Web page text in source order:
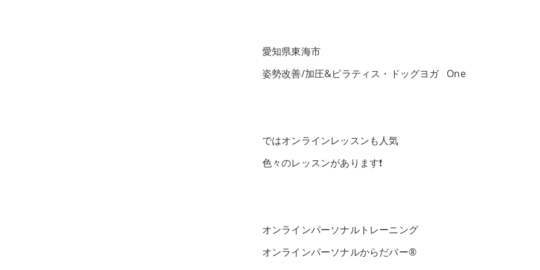
愛知県東海市
姿勢改善/加圧&ピラティス・ドッグヨガ One
ではオンラインレッスンも人気
色々のレッスンがあります❗️
オンラインパーソナルトレーニング
オンラインパーソナルからだバー®️